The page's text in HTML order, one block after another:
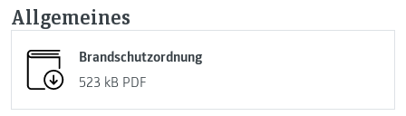
Allgemeines
Brandschutzordnung
523 kB PDF